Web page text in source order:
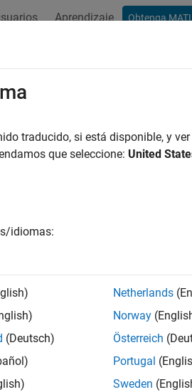
Aprendizaje Obtenga
¿Qué tan
traducido, si está disponible, y
que seleccione: United
idiomas:
(Deutsch)
Netherlands
Norway
Österreich
Portugal
Sweden